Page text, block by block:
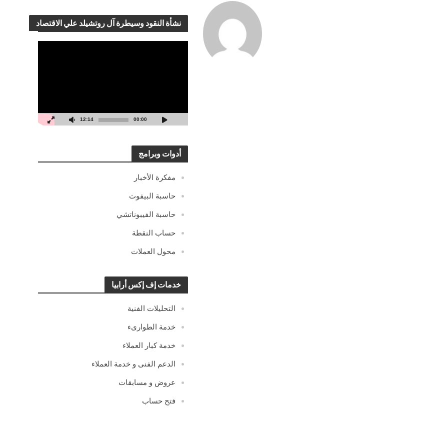
نشأة النقود وسيطرة آل روتشيلد علي الاقتصاد
00:00
12:14
أدوات وبرامج
مفكرة الأخبار
حاسبة البيفوت
حاسبة الفيبوناتشي
حساب النقطة
محول العملات
خدمات إف إكس أرابيا
التحليلات الفنية
خدمة الطوارىء
خدمة كبار العملاء
الدعم الفنى و خدمة العملاء
عروض و مسابقات
فتح حساب